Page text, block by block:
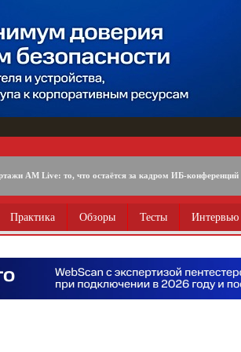
AM Live: то, что остаётся за кадром ИБ-конференций
Практика Обзоры Тесты Интервью